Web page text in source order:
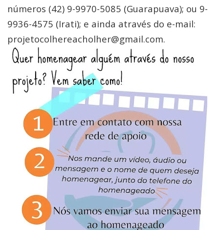
números (42) 9-9970-5085 (Guarapuava); ou 9-
9936-4575 (Irati); e ainda através do e-mail:
projetocolhereacholher@gmail.com.